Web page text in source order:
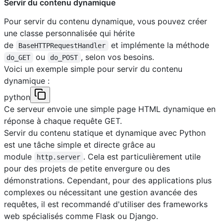
Servir du contenu dynamique
Pour servir du contenu dynamique, vous pouvez créer
une classe personnalisée qui hérite
de
BaseHTTPRequestHandler et implémente la méthode
do_GET ou do_POST , selon vos besoins.
Voici un exemple simple pour servir du contenu
dynamique :
python
Ce serveur envoie une simple page HTML dynamique en
réponse à chaque requête GET.
Servir du contenu statique et dynamique avec Python
est une tâche simple et directe grâce au
module
http.server . Cela est particulièrement utile
pour des projets de petite envergure ou des
démonstrations. Cependant, pour des applications plus
complexes ou nécessitant une gestion avancée des
requêtes, il est recommandé d'utiliser des frameworks
web spécialisés comme Flask ou Django.